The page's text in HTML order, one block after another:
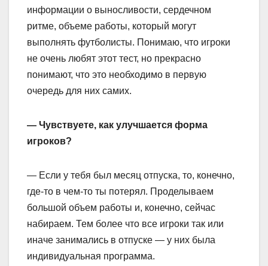
информации о выносливости, сердечном
ритме, объеме работы, который могут
выполнять футболисты. Понимаю, что игроки
не очень любят этот тест, но прекрасно
понимают, что это необходимо в первую
очередь для них самих.
— Чувствуете, как улучшается форма
игроков?
— Если у тебя был месяц отпуска, то, конечно,
где‑то в чем‑то ты потерял. Проделываем
большой объем работы и, конечно, сейчас
набираем. Тем более что все игроки так или
иначе занимались в отпуске — у них была
индивидуальная программа.